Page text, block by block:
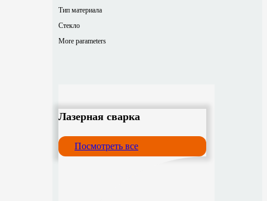
Тип материала
Стекло
More parameters
Лазерная сварка
Посмотреть все